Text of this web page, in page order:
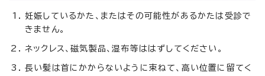
妊娠しているかた、またはその可能性があるかたは受診で
きません。
ネックレス、磁気製品、湿布等ははずしてください。
長い髪は首にかからないように束ねて、高い位置に留てく